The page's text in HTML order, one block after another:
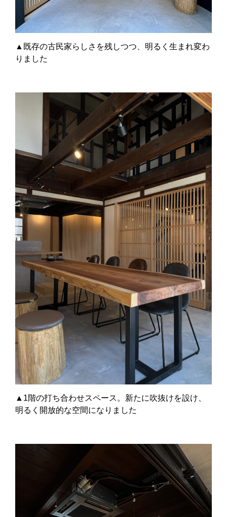
▲既存の古民家らしさを残しつつ、明るく生まれ変わ
りました
▲1階の打ち合わせスペース。新たに吹抜けを設け、
明るく開放的な空間になりました